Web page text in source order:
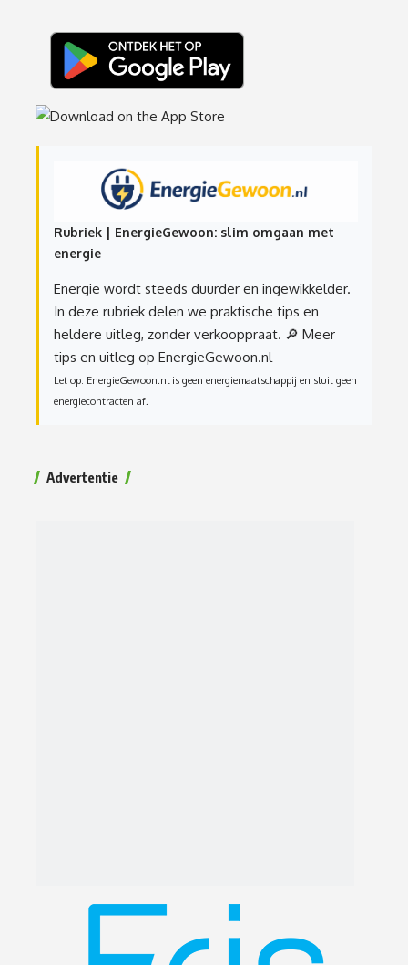
Rubriek | EnergieGewoon: slim omgaan met
energie
Energie wordt steeds duurder en ingewikkelder.
In deze rubriek delen we praktische tips en
heldere uitleg, zonder verkooppraat. 🔎 Meer
tips en uitleg op EnergieGewoon.nl
Let op: EnergieGewoon.nl is geen energiemaatschappij en sluit geen
energiecontracten af.
Advertentie